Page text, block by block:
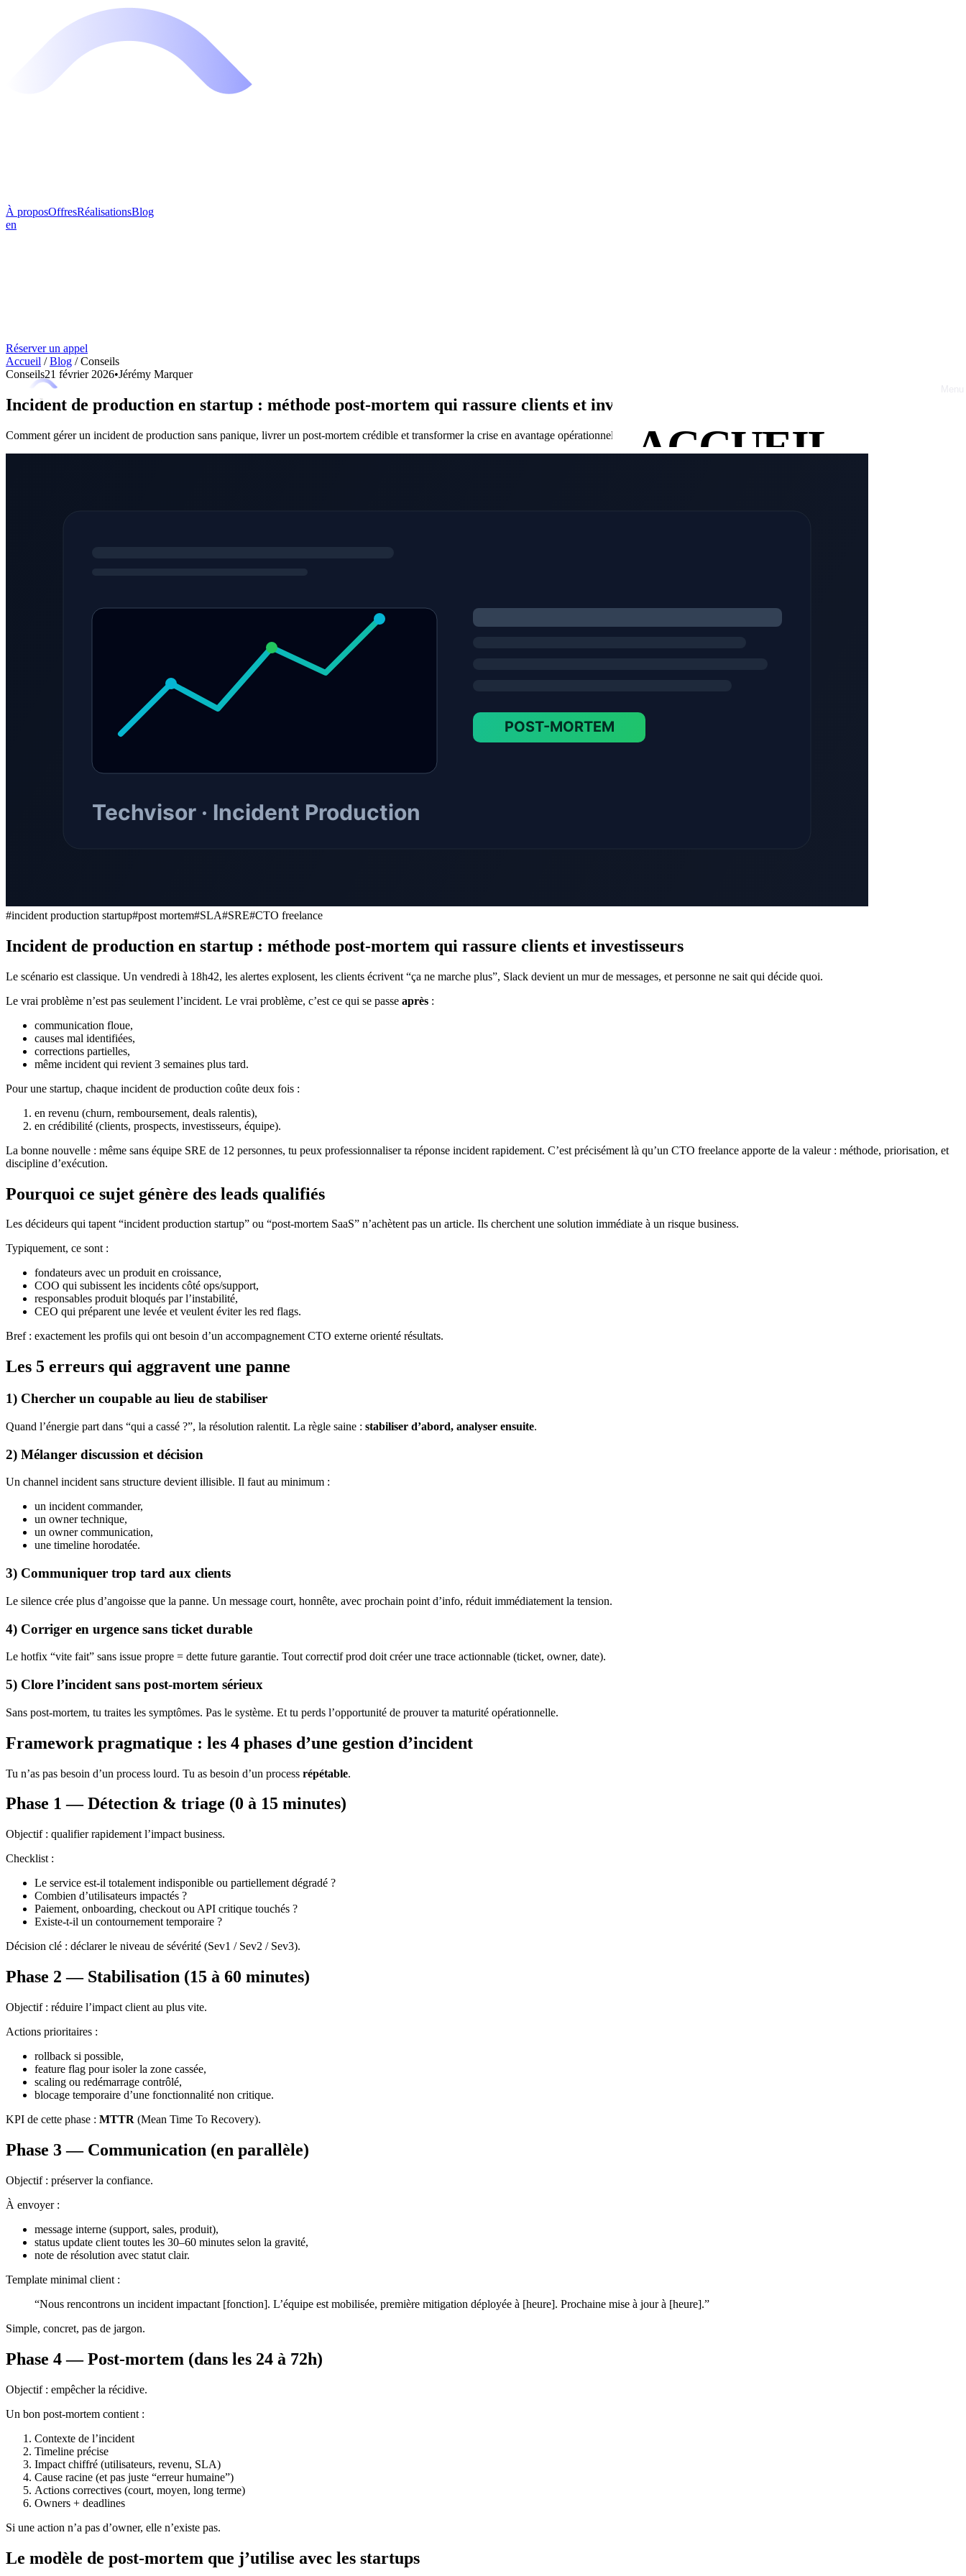
À proposOffresRéalisationsBlog
en
Réserver un appel
ACCUEIL
BLOG
Accueil /Blog /Conseils
Conseils21 février 2026•Jérémy Marquer
Incident de production en startup : méthode post-mortem qui rassure clients et investisseurs
Comment gérer un incident de production sans panique, livrer un post-mortem crédible et transformer la crise en avantage opérationnel avec un CTO freelance.
#incident production startup#post mortem#SLA#SRE#CTO freelance
Incident de production en startup : méthode post-mortem qui rassure clients et investisseurs
Le scénario est classique. Un vendredi à 18h42, les alertes explosent, les clients écrivent “ça ne marche plus”, Slack devient un mur de messages, et personne ne sait qui décide quoi.
Le vrai problème n’est pas seulement l’incident. Le vrai problème, c’est ce qui se passe après :
communication floue,
causes mal identifiées,
corrections partielles,
même incident qui revient 3 semaines plus tard.
Pour une startup, chaque incident de production coûte deux fois :
en revenu (churn, remboursement, deals ralentis),
en crédibilité (clients, prospects, investisseurs, équipe).
La bonne nouvelle : même sans équipe SRE de 12 personnes, tu peux professionnaliser ta réponse incident rapidement. C’est précisément là qu’un CTO freelance apporte de la valeur : méthode, priorisation, et
discipline d’exécution.
Pourquoi ce sujet génère des leads qualifiés
Les décideurs qui tapent “incident production startup” ou “post-mortem SaaS” n’achètent pas un article. Ils cherchent une solution immédiate à un risque business.
Typiquement, ce sont :
fondateurs avec un produit en croissance,
COO qui subissent les incidents côté ops/support,
responsables produit bloqués par l’instabilité,
CEO qui préparent une levée et veulent éviter les red flags.
Bref : exactement les profils qui ont besoin d’un accompagnement CTO externe orienté résultats.
Les 5 erreurs qui aggravent une panne
1) Chercher un coupable au lieu de stabiliser
Quand l’énergie part dans “qui a cassé ?”, la résolution ralentit. La règle saine : stabiliser d’abord, analyser ensuite.
2) Mélanger discussion et décision
Un channel incident sans structure devient illisible. Il faut au minimum :
un incident commander,
un owner technique,
un owner communication,
une timeline horodatée.
3) Communiquer trop tard aux clients
Le silence crée plus d’angoisse que la panne. Un message court, honnête, avec prochain point d’info, réduit immédiatement la tension.
4) Corriger en urgence sans ticket durable
Le hotfix “vite fait” sans issue propre = dette future garantie. Tout correctif prod doit créer une trace actionnable (ticket, owner, date).
5) Clore l’incident sans post-mortem sérieux
Sans post-mortem, tu traites les symptômes. Pas le système. Et tu perds l’opportunité de prouver ta maturité opérationnelle.
Framework pragmatique : les 4 phases d’une gestion d’incident
Tu n’as pas besoin d’un process lourd. Tu as besoin d’un process répétable.
Phase 1 — Détection & triage (0 à 15 minutes)
Objectif : qualifier rapidement l’impact business.
Checklist :
Le service est-il totalement indisponible ou partiellement dégradé ?
Combien d’utilisateurs impactés ?
Paiement, onboarding, checkout ou API critique touchés ?
Existe-t-il un contournement temporaire ?
Décision clé : déclarer le niveau de sévérité (Sev1 / Sev2 / Sev3).
Phase 2 — Stabilisation (15 à 60 minutes)
Objectif : réduire l’impact client au plus vite.
Actions prioritaires :
rollback si possible,
feature flag pour isoler la zone cassée,
scaling ou redémarrage contrôlé,
blocage temporaire d’une fonctionnalité non critique.
KPI de cette phase : MTTR (Mean Time To Recovery).
Phase 3 — Communication (en parallèle)
Objectif : préserver la confiance.
À envoyer :
message interne (support, sales, produit),
status update client toutes les 30–60 minutes selon la gravité,
note de résolution avec statut clair.
Template minimal client :
“Nous rencontrons un incident impactant [fonction]. L’équipe est mobilisée, première mitigation déployée à [heure]. Prochaine mise à jour à [heure].”
Simple, concret, pas de jargon.
Phase 4 — Post-mortem (dans les 24 à 72h)
Objectif : empêcher la récidive.
Un bon post-mortem contient :
Contexte de l’incident
Timeline précise
Impact chiffré (utilisateurs, revenu, SLA)
Cause racine (et pas juste “erreur humaine”)
Actions correctives (court, moyen, long terme)
Owners + deadlines
Si une action n’a pas d’owner, elle n’existe pas.
Le modèle de post-mortem que j’utilise avec les startups